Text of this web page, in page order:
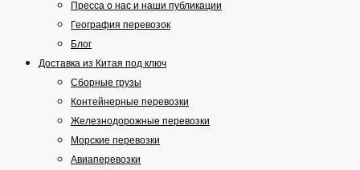
Пресса о нас и наши публикации
География перевозок
Блог
Доставка из Китая под ключ
Сборные грузы
Контейнерные перевозки
Железнодорожные перевозки
Морские перевозки
Авиаперевозки